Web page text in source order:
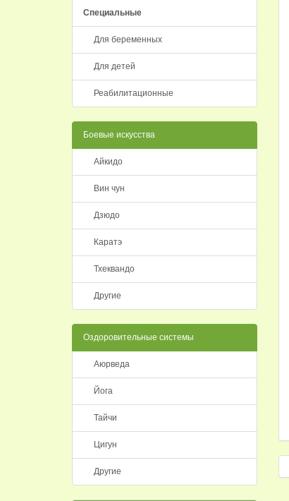
Специальные
Для беременных
Для детей
Реабилитационные
Боевые искусства
Айкидо
Вин чун
Дзюдо
Каратэ
Тхеквандо
Другие
Оздоровительные системы
Аюрведа
Йога
Тайчи
Цигун
Другие